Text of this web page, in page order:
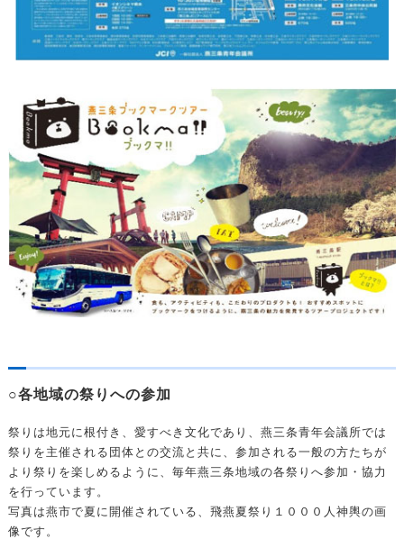
○各地域の祭りへの参加
祭りは地元に根付き、愛すべき文化であり、燕三条青年会議所では
祭りを主催される団体との交流と共に、参加される一般の方たちが
より祭りを楽しめるように、毎年燕三条地域の各祭りへ参加・協力
を行っています。
写真は燕市で夏に開催されている、飛燕夏祭り１０００人神輿の画
像です。